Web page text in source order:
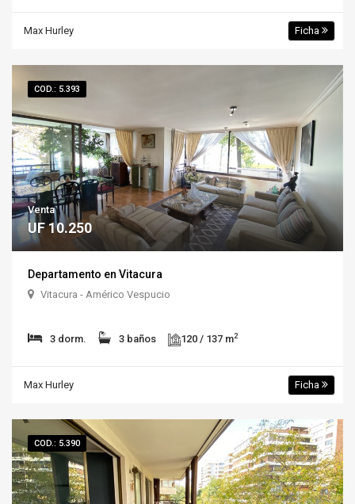
Max Hurley Ficha
COD.: 5.393
Venta
UF 10.250
Departamento en Vitacura
Vitacura - Américo Vespucio
3 dorm. 3 baños 120 / 137 m2
Max Hurley Ficha
COD.: 5.390